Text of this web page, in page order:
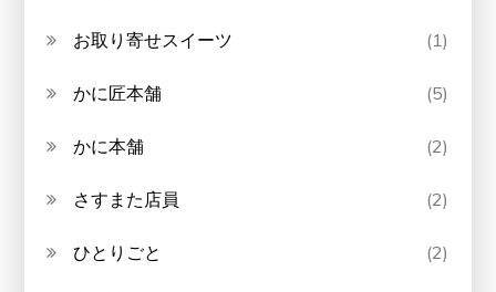
お取り寄せスイーツ (1)
かに匠本舗 (5)
かに本舗 (2)
さすまた店員 (2)
ひとりごと (2)